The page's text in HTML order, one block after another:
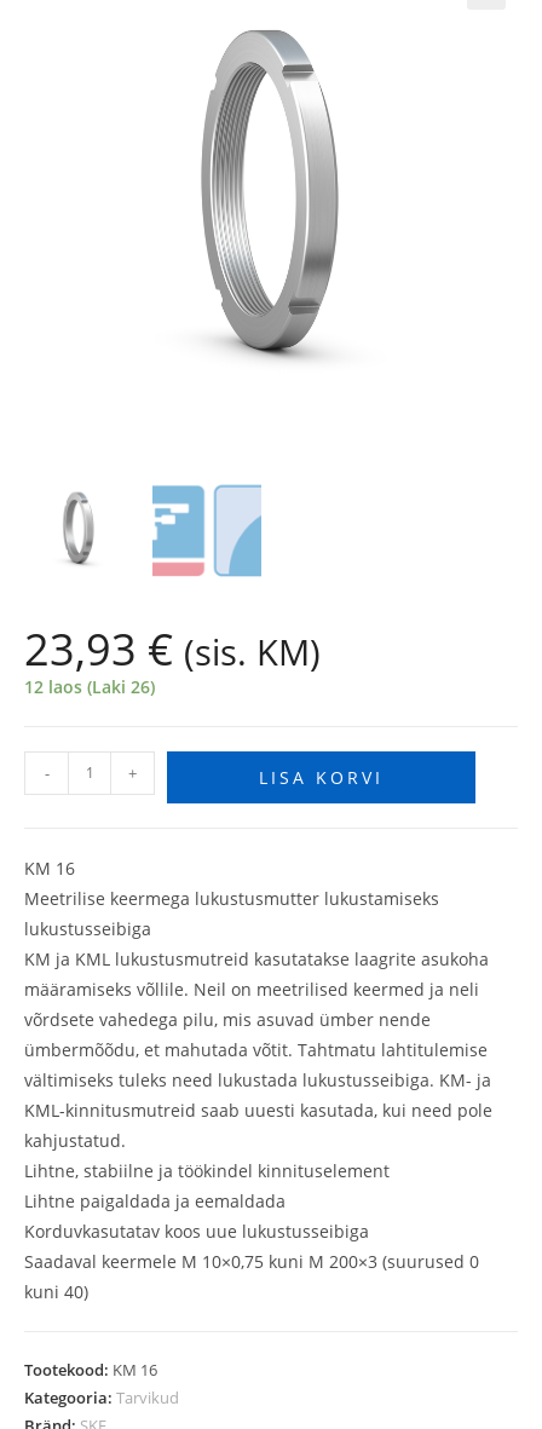
23,93 € (sis. KM)
12 laos (Laki 26)
- + LISA KORVI
KM 16
Meetrilise keermega lukustusmutter lukustamiseks
lukustusseibiga
KM ja KML lukustusmutreid kasutatakse laagrite asukoha
määramiseks võllile. Neil on meetrilised keermed ja neli
võrdsete vahedega pilu, mis asuvad ümber nende
ümbermõõdu, et mahutada võtit. Tahtmatu lahtitulemise
vältimiseks tuleks need lukustada lukustusseibiga. KM- ja
KML-kinnitusmutreid saab uuesti kasutada, kui need pole
kahjustatud.
Lihtne, stabiilne ja töökindel kinnituselement
Lihtne paigaldada ja eemaldada
Korduvkasutatav koos uue lukustusseibiga
Saadaval keermele M 10×0,75 kuni M 200×3 (suurused 0
kuni 40)
Tootekood: KM 16
Kategooria: Tarvikud